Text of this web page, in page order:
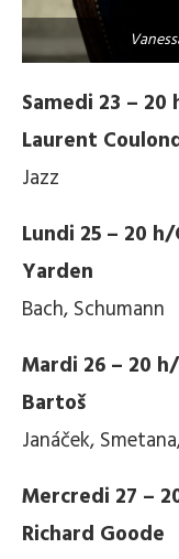
Samedi 23 –
Laurent
Jazz
Lundi 25 – 20
Yarden
Bach, Schumann
Mardi 26 – 20
Bartoš
Janáček,
Mercredi 27 –
Richard Goode